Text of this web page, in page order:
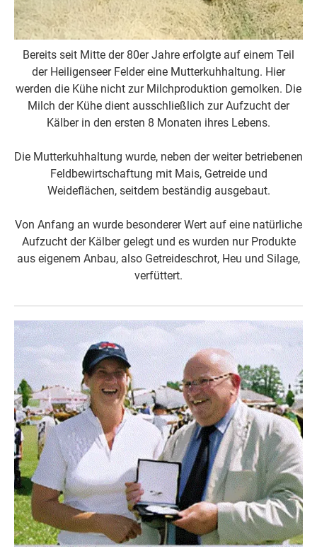
Bereits seit Mitte der 80er Jahre erfolgte auf einem Teil
der Heiligenseer Felder eine Mutterkuhhaltung. Hier
werden die Kühe nicht zur Milchproduktion gemolken. Die
Milch der Kühe dient ausschließlich zur Aufzucht der
Kälber in den ersten 8 Monaten ihres Lebens.
Die Mutterkuhhaltung wurde, neben der weiter betriebenen
Feldbewirtschaftung mit Mais, Getreide und
Weideflächen, seitdem beständig ausgebaut.
Von Anfang an wurde besonderer Wert auf eine natürliche
Aufzucht der Kälber gelegt und es wurden nur Produkte
aus eigenem Anbau, also Getreideschrot, Heu und Silage,
verfüttert.